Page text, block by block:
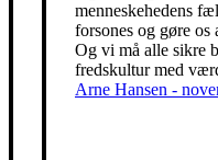
menneskehedens
forsones og gøre os
Og vi må alle sikre
fredskultur med
Arne Hansen -